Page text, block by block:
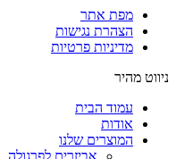
מפת אתר
הצהרת נגישות
מדיניות פרטיות
ניווט מהיר
עמוד הבית
אודות
המוצרים שלנו